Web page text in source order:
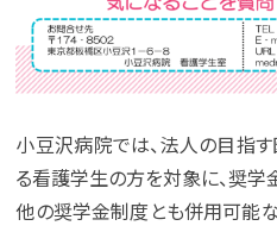
小豆沢病院では、法人の目指
る看護学生の方を対象に、奨学
他の奨学金制度とも併用可能